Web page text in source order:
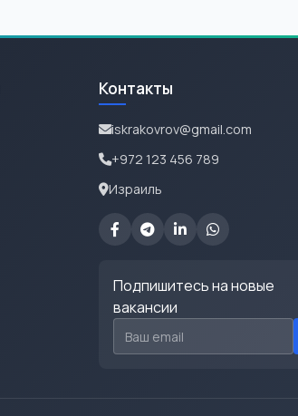
Контакты
iskrakovrov@gmail.com
+972 123 456 789
Израиль
Подпишитесь на новые
вакансии
Email для подписки